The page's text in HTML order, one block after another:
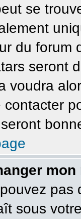
se
du forum
seront
voudra
mon
sous